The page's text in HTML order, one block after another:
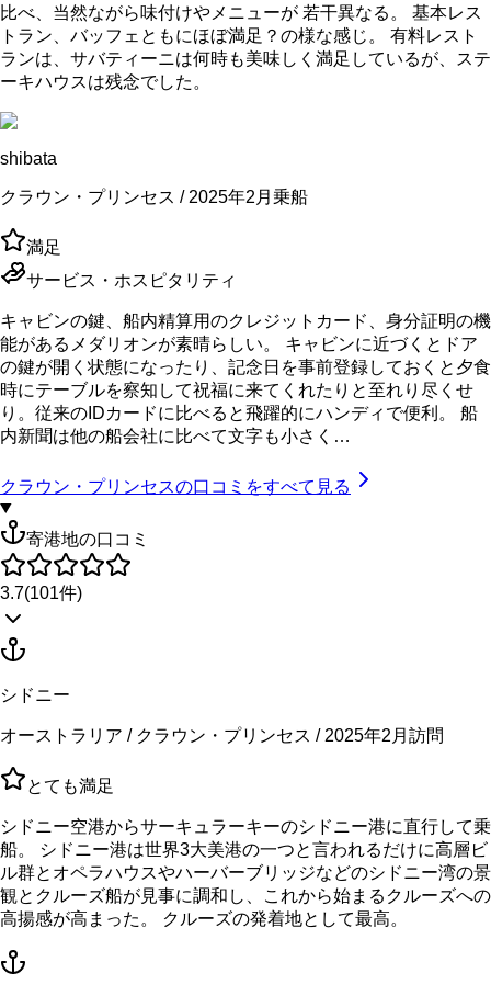
比べ、当然ながら味付けやメニューが 若干異なる。 基本レス
トラン、バッフェともにほぼ満足？の様な感じ。 有料レスト
ランは、サバティーニは何時も美味しく満足しているが、ステ
ーキハウスは残念でした。
shibata
クラウン・プリンセス / 2025年2月乗船
満足
サービス・ホスピタリティ
キャビンの鍵、船内精算用のクレジットカード、身分証明の機
能があるメダリオンが素晴らしい。 キャビンに近づくとドア
の鍵が開く状態になったり、記念日を事前登録しておくと夕食
時にテーブルを察知して祝福に来てくれたりと至れり尽くせ
り。従来のIDカードに比べると飛躍的にハンディで便利。 船
内新聞は他の船会社に比べて文字も小さく…
クラウン・プリンセスの口コミをすべて見る
寄港地の口コミ
3.7(101件)
シドニー
オーストラリア / クラウン・プリンセス / 2025年2月訪問
とても満足
シドニー空港からサーキュラーキーのシドニー港に直行して乗
船。 シドニー港は世界3大美港の一つと言われるだけに高層ビ
ル群とオペラハウスやハーバーブリッジなどのシドニー湾の景
観とクルーズ船が見事に調和し、これから始まるクルーズへの
高揚感が高まった。 クルーズの発着地として最高。